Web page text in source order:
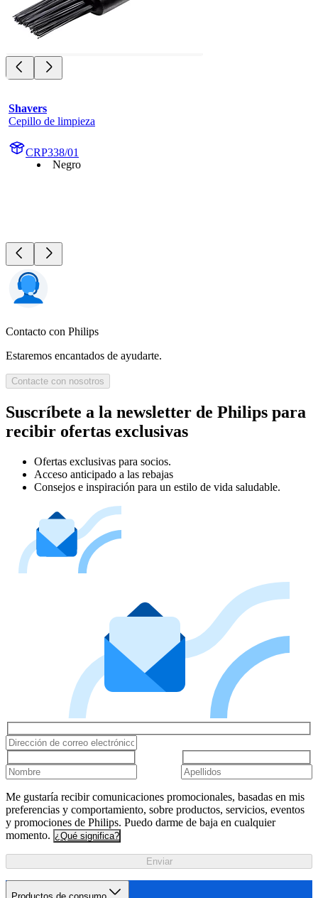
Shavers
Cepillo de limpieza
CRP338/01
Negro
Contacto con Philips
Estaremos encantados de ayudarte.
Contacte con nosotros
Suscríbete a la newsletter de Philips para
recibir ofertas exclusivas
Ofertas exclusivas para socios.
Acceso anticipado a las rebajas
Consejos e inspiración para un estilo de vida saludable.
Me gustaría recibir comunicaciones promocionales, basadas en mis
preferencias y comportamiento, sobre productos, servicios, eventos
y promociones de Philips. Puedo darme de baja en cualquier
momento. ¿Qué significa?
Enviar